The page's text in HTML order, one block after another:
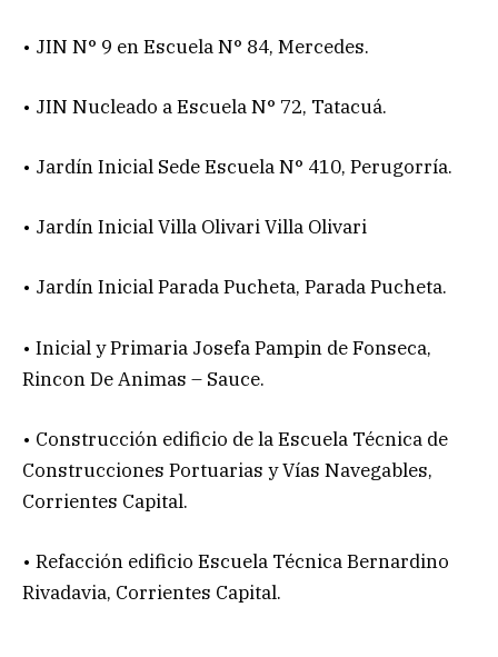
• JIN N° 9 en Escuela N° 84, Mercedes.
• JIN Nucleado a Escuela N° 72, Tatacuá.
• Jardín Inicial Sede Escuela N° 410, Perugorría.
• Jardín Inicial Villa Olivari Villa Olivari
• Jardín Inicial Parada Pucheta, Parada Pucheta.
• Inicial y Primaria Josefa Pampin de Fonseca,
Rincon De Animas – Sauce.
• Construcción edificio de la Escuela Técnica de
Construcciones Portuarias y Vías Navegables,
Corrientes Capital.
• Refacción edificio Escuela Técnica Bernardino
Rivadavia, Corrientes Capital.